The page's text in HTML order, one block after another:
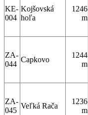
KE-
004
Kojšovská
hoľa
1246
m
ZA-
044
Capkovo
1244
m
ZA-
045
Veľká Rača
1236
m